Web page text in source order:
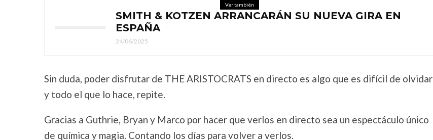
Ver también
SMITH & KOTZEN ARRANCARÁN SU NUEVA GIRA EN
ESPAÑA
24/06/2025
Sin duda, poder disfrutar de THE ARISTOCRATS en directo es algo que es difícil de olvidar
y todo el que lo hace, repite.
Gracias a Guthrie, Bryan y Marco por hacer que verlos en directo sea un espectáculo único
de química y magia. Contando los días para volver a verlos.